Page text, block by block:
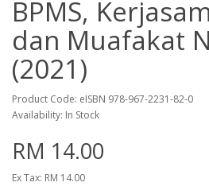
BPMS,
dan Muafakat
(2021)
Product Code: eISBN 978-967-2231-82-0
Availability: In Stock
RM 14.00
Ex Tax: RM 14.00